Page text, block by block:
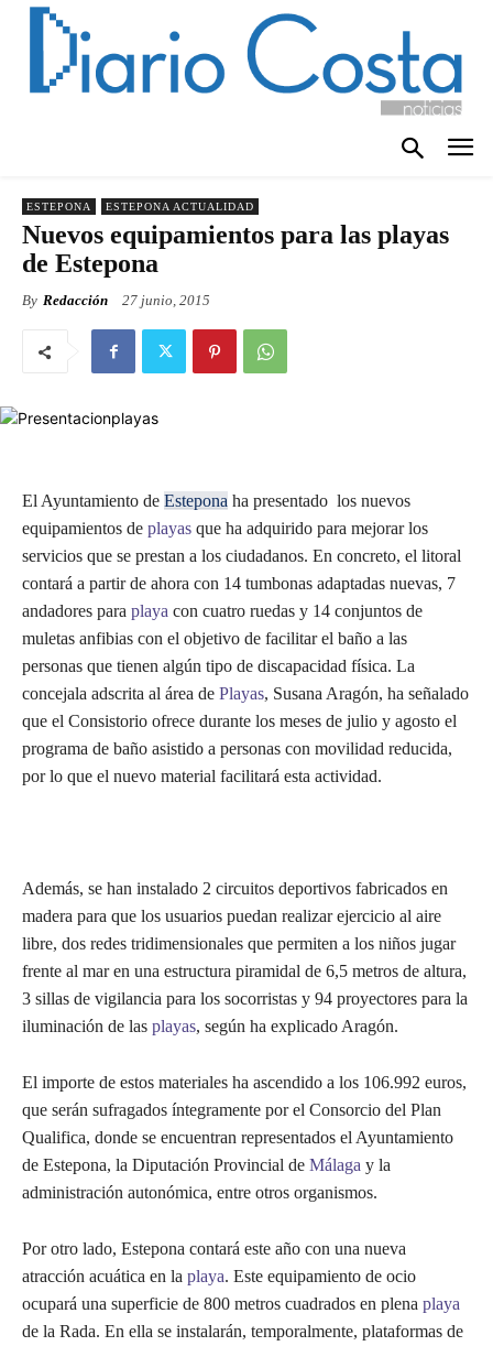
ESTEPONA ESTEPONA ACTUALIDAD
Nuevos equipamientos para las playas
de Estepona
By Redacción 27 junio, 2015
El Ayuntamiento de Estepona ha presentado los nuevos
equipamientos de playas que ha adquirido para mejorar los
servicios que se prestan a los ciudadanos. En concreto, el litoral
contará a partir de ahora con 14 tumbonas adaptadas nuevas, 7
andadores para playa con cuatro ruedas y 14 conjuntos de
muletas anfibias con el objetivo de facilitar el baño a las
personas que tienen algún tipo de discapacidad física. La
concejala adscrita al área de Playas, Susana Aragón, ha señalado
que el Consistorio ofrece durante los meses de julio y agosto el
programa de baño asistido a personas con movilidad reducida,
por lo que el nuevo material facilitará esta actividad.
Además, se han instalado 2 circuitos deportivos fabricados en
madera para que los usuarios puedan realizar ejercicio al aire
libre, dos redes tridimensionales que permiten a los niños jugar
frente al mar en una estructura piramidal de 6,5 metros de altura,
3 sillas de vigilancia para los socorristas y 94 proyectores para la
iluminación de las playas, según ha explicado Aragón.
El importe de estos materiales ha ascendido a los 106.992 euros,
que serán sufragados íntegramente por el Consorcio del Plan
Qualifica, donde se encuentran representados el Ayuntamiento
de Estepona, la Diputación Provincial de Málaga y la
administración autonómica, entre otros organismos.
Por otro lado, Estepona contará este año con una nueva
atracción acuática en la playa. Este equipamiento de ocio
ocupará una superficie de 800 metros cuadrados en plena playa
de la Rada. En ella se instalarán, temporalmente, plataformas de